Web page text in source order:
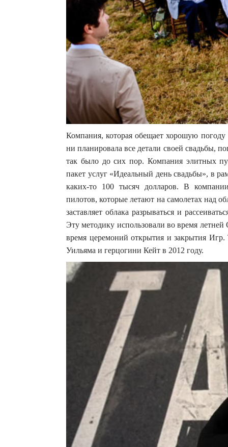
Компания, которая обещает хорошую
ни планировала все детали своей свадьбы,
так было до сих пор. Компания элитных
пакет услуг «Идеальный день свадьбы», в
каких-то 100 тысяч долларов. В
пилотов, которые летают на самолетах над
заставляет облака разрываться и
Эту методику использовали во время
время церемоний открытия и закрытия Игр.
Уильяма и герцогини Кейт в 2012 году.